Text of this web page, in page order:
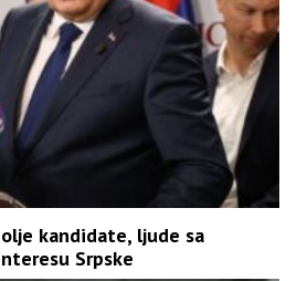
kandidate, ljude sa
Srpske